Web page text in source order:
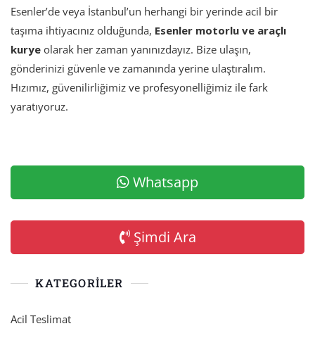
Esenler’de veya İstanbul’un herhangi bir yerinde acil bir
taşıma ihtiyacınız olduğunda, Esenler motorlu ve araçlı
kurye olarak her zaman yanınızdayız. Bize ulaşın,
gönderinizi güvenle ve zamanında yerine ulaştıralım.
Hızımız, güvenilirliğimiz ve profesyonelliğimiz ile fark
yaratıyoruz.
Whatsapp
Şimdi Ara
KATEGORILER
Acil Teslimat